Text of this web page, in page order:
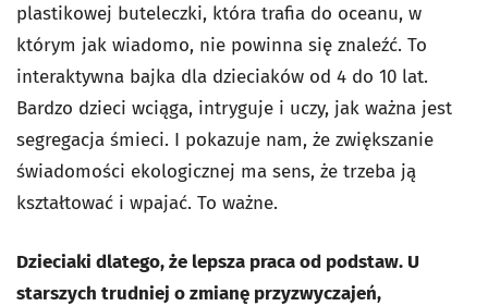
plastikowej buteleczki, która trafia do oceanu, w
którym jak wiadomo, nie powinna się znaleźć. To
interaktywna bajka dla dzieciaków od 4 do 10 lat.
Bardzo dzieci wciąga, intryguje i uczy, jak ważna jest
segregacja śmieci. I pokazuje nam, że zwiększanie
świadomości ekologicznej ma sens, że trzeba ją
kształtować i wpajać. To ważne.
Dzieciaki dlatego, że lepsza praca od podstaw. U
starszych trudniej o zmianę przyzwyczajeń,